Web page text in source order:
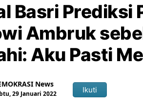
Basri Prediksi
Ambruk
Aku Pasti
News
29 Januari 2022 Ikuti